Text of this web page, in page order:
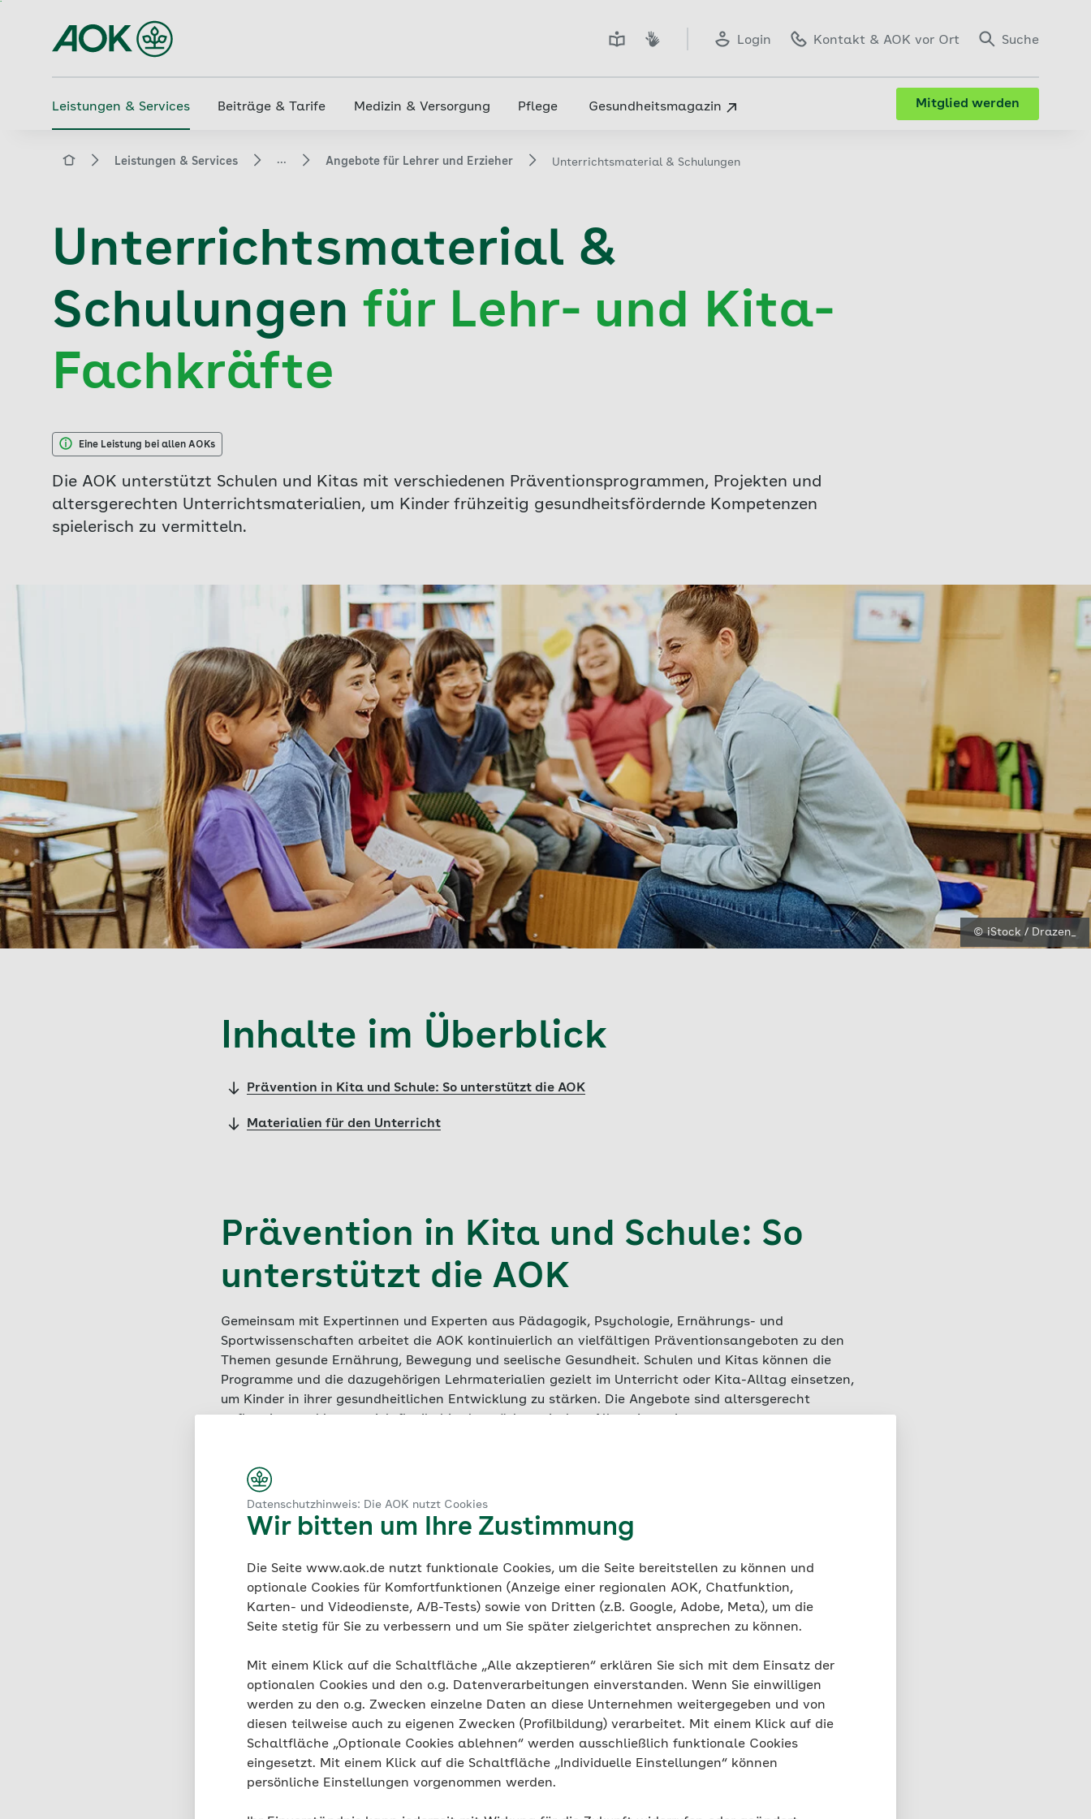
Datenschutzhinweis: Die AOK nutzt Cookies
Wir bitten um Ihre Zustimmung
Die Seite www.aok.de nutzt funktionale Cookies, um die Seite bereitstellen zu können und
optionale Cookies für Komfortfunktionen (Anzeige einer regionalen AOK, Chatfunktion,
Karten- und Videodienste, A/B-Tests) sowie von Dritten (z.B. Google, Adobe, Meta), um die
Seite stetig für Sie zu verbessern und um Sie später zielgerichtet ansprechen zu können.
Mit einem Klick auf die Schaltfläche „Alle akzeptieren“ erklären Sie sich mit dem Einsatz der
optionalen Cookies und den o.g. Datenverarbeitungen einverstanden. Wenn Sie einwilligen
werden zu den o.g. Zwecken einzelne Daten an diese Unternehmen weitergegeben und von
diesen teilweise auch zu eigenen Zwecken (Profilbildung) verarbeitet. Mit einem Klick auf die
Schaltfläche „Optionale Cookies ablehnen“ werden ausschließlich funktionale Cookies
eingesetzt. Mit einem Klick auf die Schaltfläche „Individuelle Einstellungen“ können
persönliche Einstellungen vorgenommen werden.
Hauptinhalt
springen
Login Kontakt & AOK vor Ort Suche
Leistungen & Services Beiträge & Tarife Medizin & Versorgung Pflege Gesundheitsmagazin Mitglied werden
aok.de Leistungen & Services ... Angebote für Lehrer und Erzieher Unterrichtsmaterial & Schulungen
Unterrichtsmaterial &
Schulungen für Lehr- und Kita-
Fachkräfte
Eine Leistung bei allen AOKs
Die AOK unterstützt Schulen und Kitas mit verschiedenen Präventionsprogrammen, Projekten und
altersgerechten Unterrichtsmaterialien, um Kinder frühzeitig gesundheitsfördernde Kompetenzen
spielerisch zu vermitteln.
© iStock / Drazen_
Inhalte im Überblick
Prävention in Kita und Schule: So unterstützt die AOK
Materialien für den Unterricht
Prävention in Kita und Schule: So
unterstützt die AOK
Gemeinsam mit Expertinnen und Experten aus Pädagogik, Psychologie, Ernährungs- und
Sportwissenschaften arbeitet die AOK kontinuierlich an vielfältigen Präventionsangeboten zu den
Themen gesunde Ernährung, Bewegung und seelische Gesundheit. Schulen und Kitas können die
Programme und die dazugehörigen Lehrmaterialien gezielt im Unterricht oder Kita-Alltag einsetzen,
um Kinder in ihrer gesundheitlichen Entwicklung zu stärken. Die Angebote sind altersgerecht
unterschiedliche Programme zur Verfügung wie JolinchenKids, Schulranzen fit oder der
Zuckerkompass. Auch „Henrietta & Co.“ gehört zu den Kinderpräventionsprogrammen, die sich vor
allem an Grundschulen richtet. Das multimediale Präventionsprogramm bietet neben Theaterstücken
und Lehrerfortbildungen auch umfangreiches Lern- und Spielmaterial für den Unterricht. Wie Sie das
Materialien für den Unterricht
Die AOK unterstützt Kitas und Schulen aller Schulformen – von der Grundschule über Förder- und
weiterführende Schulen bis hin zur Berufsfachschule – mit vielfältigen Präventionsangeboten. Je nach
Region kann das Angebot variieren. Welche konkreten Programme und Unterrichtsmaterialien an Ihrer
Schule oder Kita zur Verfügung stehen, erfahren Sie bei Ihrer AOK.